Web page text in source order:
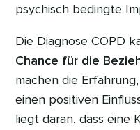
psychisch bedingte
Die Diagnose COPD
Chance für die
machen die
einen positiven
liegt daran, dass eine